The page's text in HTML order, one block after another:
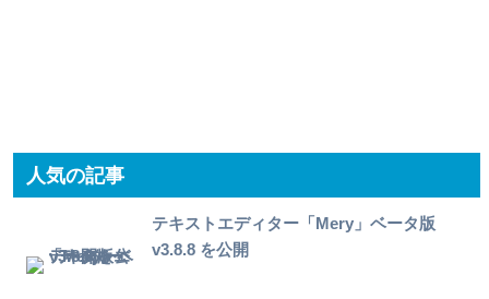
人気の記事
テキストエディター「Mery」ベータ版
v3.8.8 を公開